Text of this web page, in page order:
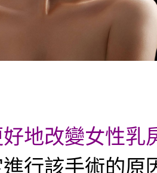
地改變女性乳
行該手術的原